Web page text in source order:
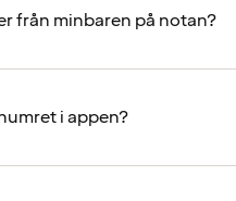
från minbaren på notan?
i appen?